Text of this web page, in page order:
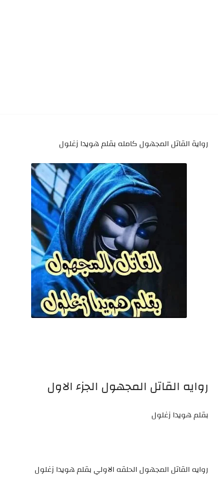
رواية القاتل المجهول كامله بقلم هويدا زغلول
روايه القاتل المجهول الجزء الاول
بقلم هويدا زغلول
روايه القاتل المجهول الحلقه الاولي بقلم هويدا زغلول